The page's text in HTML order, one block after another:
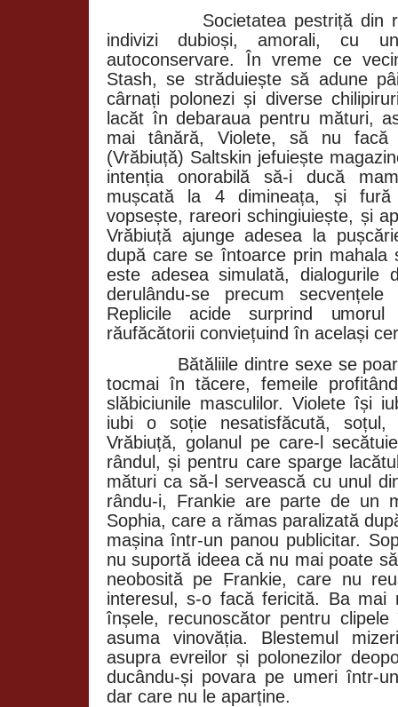
Societatea pestriță din
indivizi dubioși, amorali, cu
autoconservare. În vreme ce
Stash, se străduiește să adune
cârnați polonezi și diverse
lacăt în debaraua pentru mături,
mai tânără, Violete, să nu facă
(Vrăbiuță) Saltskin jefuiește
intenția onorabilă să-i ducă
mușcată la 4 dimineața, și
vopsește, rareori schingiuiește, și
Vrăbiuță ajunge adesea la
după care se întoarce prin
este adesea simulată, dialogurile
derulându-se precum
Replicile acide surprind
răufăcătorii conviețuind în același
Bătăliile dintre sexe se
tocmai în tăcere, femeile
slăbiciunile masculilor. Violete își
iubi o soție nesatisfăcută,
Vrăbiuță, golanul pe care-l
rândul, și pentru care sparge
mături ca să-l servească cu unul
rându-i, Frankie are parte de un
Sophia, care a rămas paralizată
mașina într-un panou publicitar.
nu suportă ideea că nu mai poate
neobosită pe Frankie, care nu
interesul, s-o facă fericită. Ba mai
înșele, recunoscător pentru
asuma vinovăția. Blestemul
asupra evreilor și polonezilor
ducându-și povara pe umeri într-
dar care nu le aparține.